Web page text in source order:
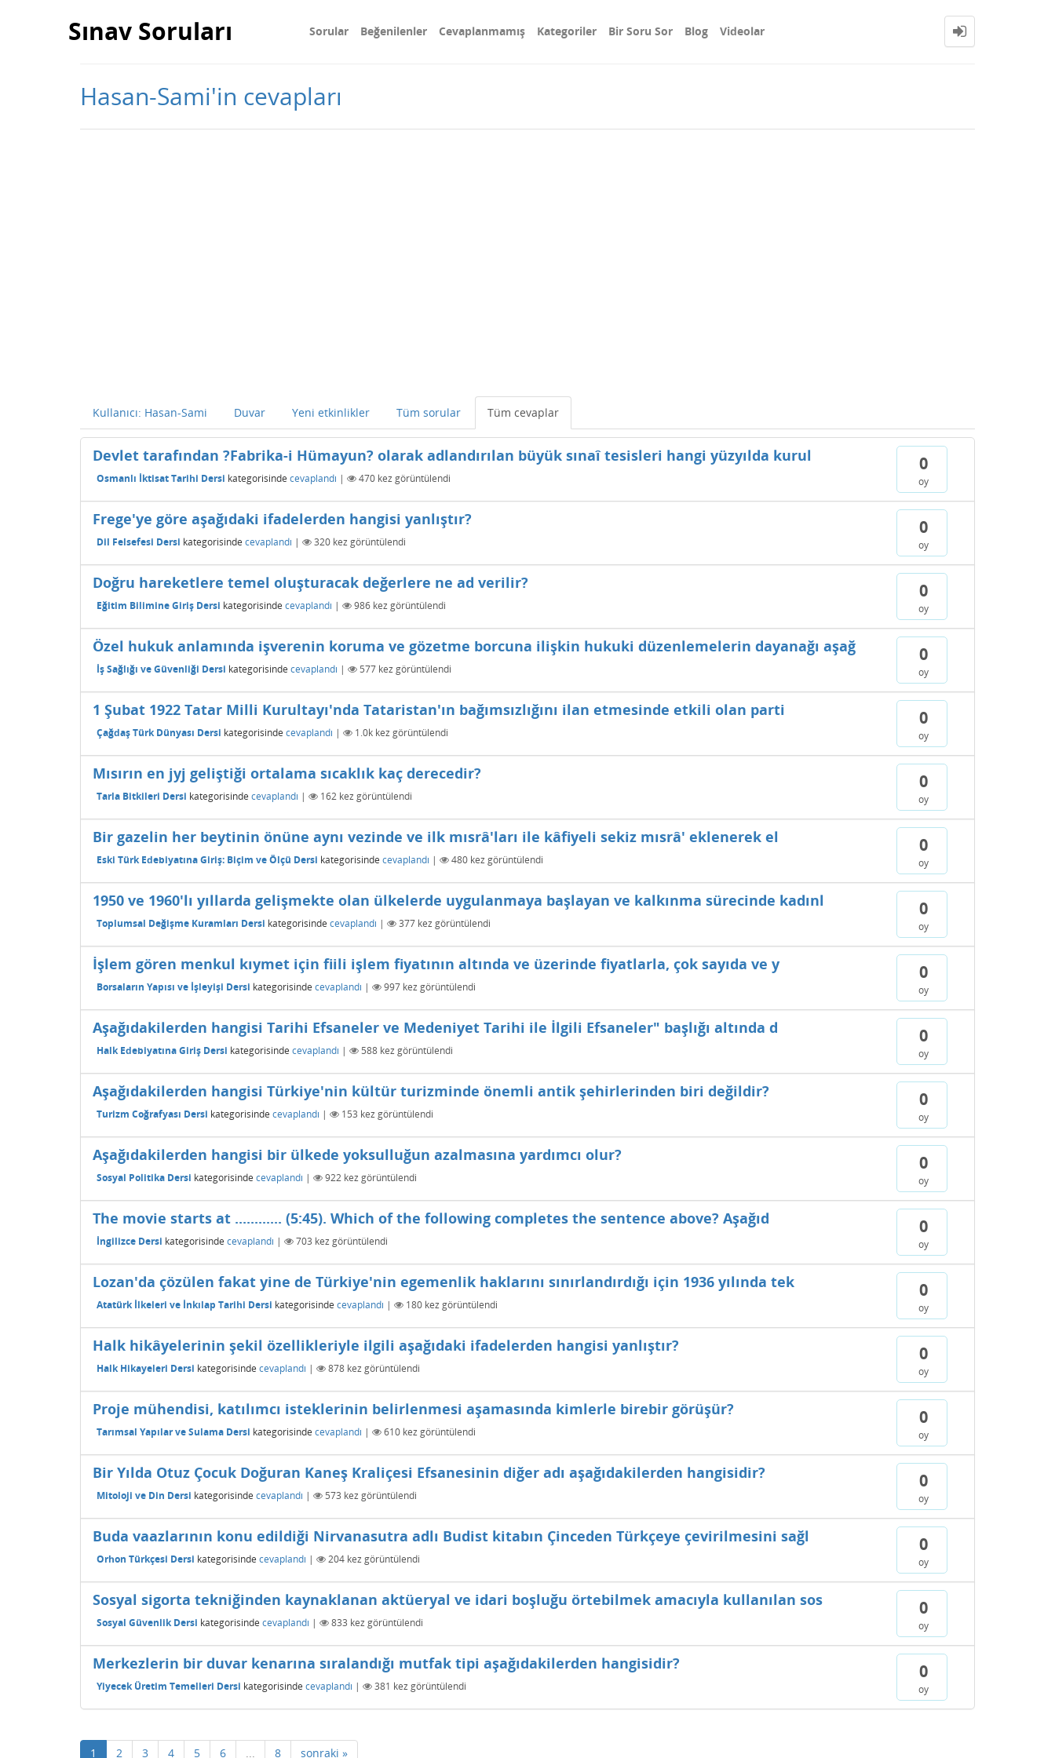
Sınav Soruları Sorular Beğenilenler Cevaplanmamış Kategoriler Bir Soru Sor Blog Videolar
Hasan-Sami'in cevapları
Kullanıcı: Hasan-Sami Duvar Yeni etkinlikler Tüm sorular Tüm cevaplar
0
oy
Devlet tarafından ?Fabrika-i Hümayun? olarak adlandırılan büyük sınaî tesisleri hangi yüzyılda kurul
Osmanlı İktisat Tarihi Dersi kategorisinde cevaplandı | 470 kez görüntülendi
0
oy
Frege'ye göre aşağıdaki ifadelerden hangisi yanlıştır?
Dil Felsefesi Dersi kategorisinde cevaplandı | 320 kez görüntülendi
0
oy
Doğru hareketlere temel oluşturacak değerlere ne ad verilir?
Eğitim Bilimine Giriş Dersi kategorisinde cevaplandı | 986 kez görüntülendi
0
oy
Özel hukuk anlamında işverenin koruma ve gözetme borcuna ilişkin hukuki düzenlemelerin dayanağı aşağ
İş Sağlığı ve Güvenliği Dersi kategorisinde cevaplandı | 577 kez görüntülendi
0
oy
1 Şubat 1922 Tatar Milli Kurultayı'nda Tataristan'ın bağımsızlığını ilan etmesinde etkili olan parti
Çağdaş Türk Dünyası Dersi kategorisinde cevaplandı | 1.0k kez görüntülendi
0
oy
Mısırın en jyj geliştiği ortalama sıcaklık kaç derecedir?
Tarla Bitkileri Dersi kategorisinde cevaplandı | 162 kez görüntülendi
0
oy
Bir gazelin her beytinin önüne aynı vezinde ve ilk mısrâ'ları ile kâfiyeli sekiz mısrâ' eklenerek el
Eski Türk Edebiyatına Giriş: Biçim ve Ölçü Dersi kategorisinde cevaplandı | 480 kez görüntülendi
0
oy
1950 ve 1960'lı yıllarda gelişmekte olan ülkelerde uygulanmaya başlayan ve kalkınma sürecinde kadınl
Toplumsal Değişme Kuramları Dersi kategorisinde cevaplandı | 377 kez görüntülendi
0
oy
İşlem gören menkul kıymet için fiili işlem fiyatının altında ve üzerinde fiyatlarla, çok sayıda ve y
Borsaların Yapısı ve İşleyişi Dersi kategorisinde cevaplandı | 997 kez görüntülendi
0
oy
Aşağıdakilerden hangisi Tarihi Efsaneler ve Medeniyet Tarihi ile İlgili Efsaneler" başlığı altında d
Halk Edebiyatına Giriş Dersi kategorisinde cevaplandı | 588 kez görüntülendi
0
oy
Aşağıdakilerden hangisi Türkiye'nin kültür turizminde önemli antik şehirlerinden biri değildir?
Turizm Coğrafyası Dersi kategorisinde cevaplandı | 153 kez görüntülendi
0
oy
Aşağıdakilerden hangisi bir ülkede yoksulluğun azalmasına yardımcı olur?
Sosyal Politika Dersi kategorisinde cevaplandı | 922 kez görüntülendi
0
oy
The movie starts at ............ (5:45). Which of the following completes the sentence above? Aşağıd
İngilizce Dersi kategorisinde cevaplandı | 703 kez görüntülendi
0
oy
Lozan'da çözülen fakat yine de Türkiye'nin egemenlik haklarını sınırlandırdığı için 1936 yılında tek
Atatürk İlkeleri ve İnkılap Tarihi Dersi kategorisinde cevaplandı | 180 kez görüntülendi
0
oy
Halk hikâyelerinin şekil özellikleriyle ilgili aşağıdaki ifadelerden hangisi yanlıştır?
Halk Hikayeleri Dersi kategorisinde cevaplandı | 878 kez görüntülendi
0
oy
Proje mühendisi, katılımcı isteklerinin belirlenmesi aşamasında kimlerle birebir görüşür?
Tarımsal Yapılar ve Sulama Dersi kategorisinde cevaplandı | 610 kez görüntülendi
0
oy
Bir Yılda Otuz Çocuk Doğuran Kaneş Kraliçesi Efsanesinin diğer adı aşağıdakilerden hangisidir?
Mitoloji ve Din Dersi kategorisinde cevaplandı | 573 kez görüntülendi
0
oy
Buda vaazlarının konu edildiği Nirvanasutra adlı Budist kitabın Çinceden Türkçeye çevirilmesini sağl
Orhon Türkçesi Dersi kategorisinde cevaplandı | 204 kez görüntülendi
0
oy
Sosyal sigorta tekniğinden kaynaklanan aktüeryal ve idari boşluğu örtebilmek amacıyla kullanılan sos
Sosyal Güvenlik Dersi kategorisinde cevaplandı | 833 kez görüntülendi
0
oy
Merkezlerin bir duvar kenarına sıralandığı mutfak tipi aşağıdakilerden hangisidir?
Yiyecek Üretim Temelleri Dersi kategorisinde cevaplandı | 381 kez görüntülendi
1 2 3 4 5 6 ... 8 sonraki »